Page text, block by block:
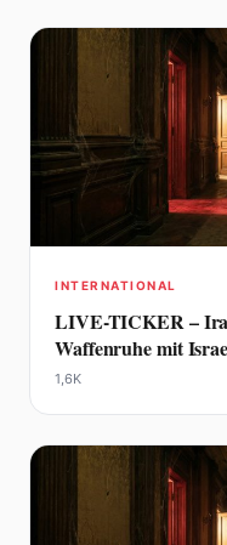
INTERNATIONAL
LIVE-TICKER –
Waffenruhe mit
1,6K